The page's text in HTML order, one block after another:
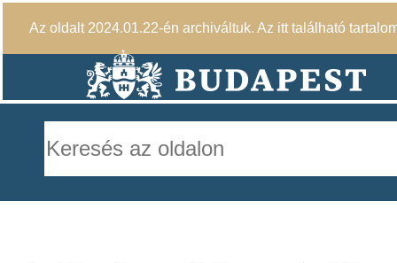
Az oldalt 2024.01.22-én archiváltuk. Az itt található